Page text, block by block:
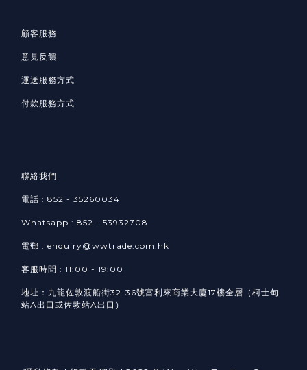
顧客服務
意見反饋
運送服務方式
付款服務方式
聯絡我們
電話 : 852 - 35260034
Whatsapp : 852 - 53932708​
電郵 : enquiry@wwtrade.com.hk
客服時間 : 11:00 - 19:00
地址：九龍佐敦渡船街32-36號富利來商業大廈17樓全層（柯士甸
站A出口或佐敦站A出口）